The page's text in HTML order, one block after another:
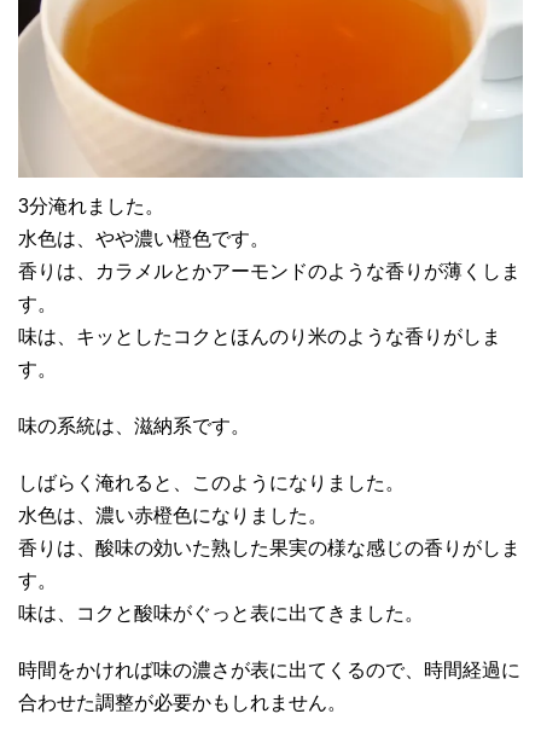
3分淹れました。
水色は、やや濃い橙色です。
香りは、カラメルとかアーモンドのような香りが薄くしま
す。
味は、キッとしたコクとほんのり米のような香りがしま
す。
味の系統は、滋納系です。
しばらく淹れると、このようになりました。
水色は、濃い赤橙色になりました。
香りは、酸味の効いた熟した果実の様な感じの香りがしま
す。
味は、コクと酸味がぐっと表に出てきました。
時間をかければ味の濃さが表に出てくるので、時間経過に
合わせた調整が必要かもしれません。